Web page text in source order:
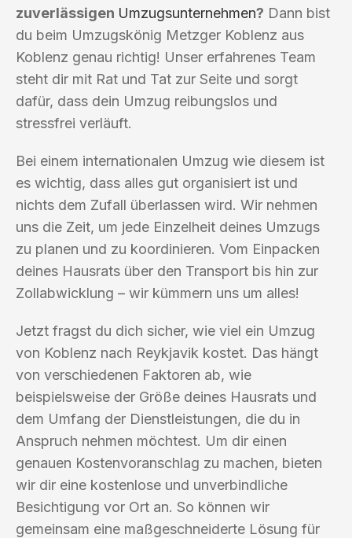
zuverlässigen Umzugsunternehmen? Dann bist
du beim Umzugskönig Metzger Koblenz aus
Koblenz genau richtig! Unser erfahrenes Team
steht dir mit Rat und Tat zur Seite und sorgt
dafür, dass dein Umzug reibungslos und
stressfrei verläuft.
Bei einem internationalen Umzug wie diesem ist
es wichtig, dass alles gut organisiert ist und
nichts dem Zufall überlassen wird. Wir nehmen
uns die Zeit, um jede Einzelheit deines Umzugs
zu planen und zu koordinieren. Vom Einpacken
deines Hausrats über den Transport bis hin zur
Zollabwicklung – wir kümmern uns um alles!
Jetzt fragst du dich sicher, wie viel ein Umzug
von Koblenz nach Reykjavik kostet. Das hängt
von verschiedenen Faktoren ab, wie
beispielsweise der Größe deines Hausrats und
dem Umfang der Dienstleistungen, die du in
Anspruch nehmen möchtest. Um dir einen
genauen Kostenvoranschlag zu machen, bieten
wir dir eine kostenlose und unverbindliche
Besichtigung vor Ort an. So können wir
gemeinsam eine maßgeschneiderte Lösung für